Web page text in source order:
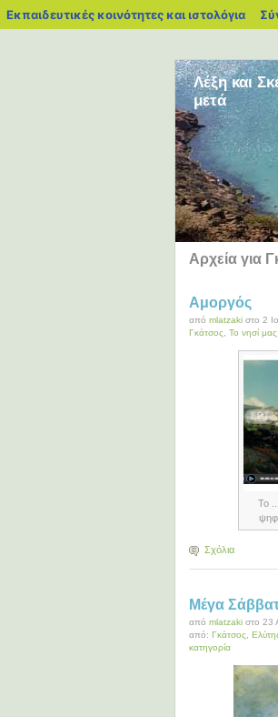
Εκπαιδευτικές κοινότητες και ιστολόγια
Λέξη και
μετά
Αρχεία για
Αμοργός
από mlatzaki στο 2
Γκάτσος
Το νησί μας
Το
Σχόλια
Μέγα
από mlatzaki στο 23
από: Γκάτσος,
κατηγορία